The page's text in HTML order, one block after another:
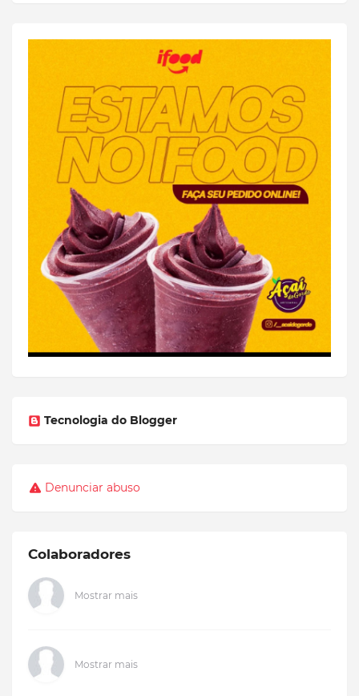
Tecnologia do Blogger
Denunciar abuso
Colaboradores
Mostrar mais
Mostrar mais